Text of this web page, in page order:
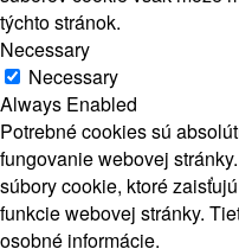
týchto stránok.
Necessary
Necessary
Always Enabled
Potrebné cookies sú
fungovanie webovej
súbory cookie, ktoré
funkcie webovej stránky.
osobné informácie.